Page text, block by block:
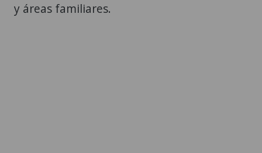
y áreas familiares.